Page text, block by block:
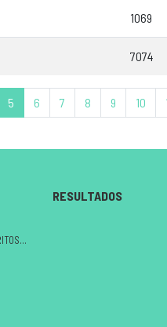
1069
7074
5 6 7 8 9 10
LISTADO DE INSCRITOS NO CIRCUÍTO
RESULTADOS